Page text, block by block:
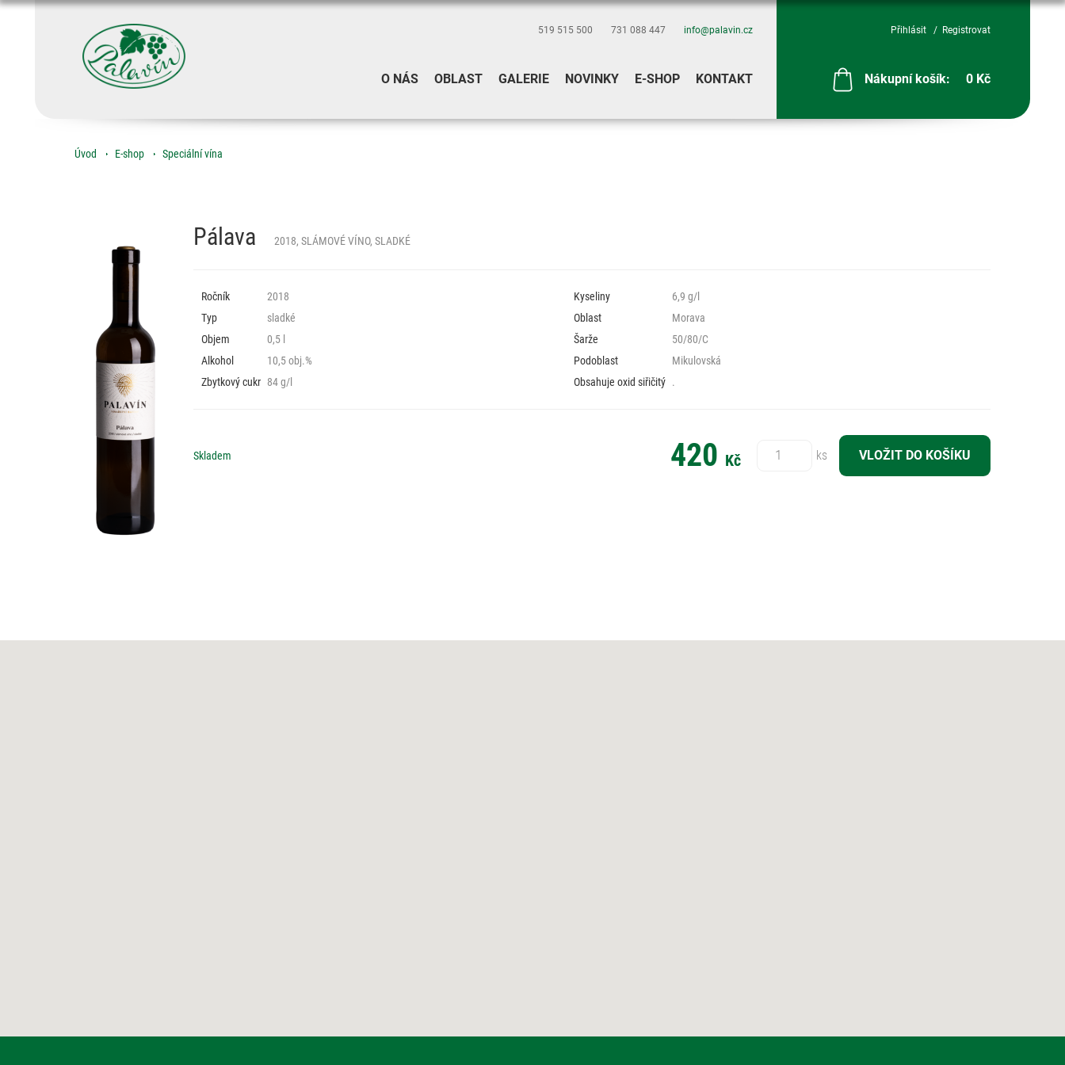
519 515 500 731 088 447 info@palavin.cz
O NÁS OBLAST GALERIE NOVINKY E-SHOP KONTAKT
Přihlásit Registrovat
Nákupní košík: 0 Kč
Úvod E-shop Speciální vína
Pálava 2018, SLÁMOVÉ VÍNO, SLADKÉ
Ročník
2018
Typ
sladké
Objem
0,5 l
Alkohol
10,5 obj.%
Zbytkový cukr 84 g/l
Kyseliny
6,9 g/l
Oblast
Morava
Šarže
50/80/C
Podoblast
Mikulovská
Obsahuje oxid siřičitý .
Skladem 420 Kč
Počet:
ks